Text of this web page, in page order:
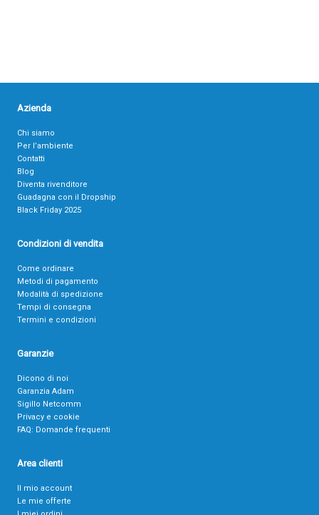
Azienda
Chi siamo
Per l’ambiente
Contatti
Blog
Diventa rivenditore
Guadagna con il Dropship
Black Friday 2025
Condizioni di vendita
Come ordinare
Metodi di pagamento
Modalità di spedizione
Tempi di consegna
Termini e condizioni
Garanzie
Dicono di noi
Garanzia Adam
Sigillo Netcomm
Privacy e cookie
FAQ: Domande frequenti
Area clienti
Il mio account
Le mie offerte